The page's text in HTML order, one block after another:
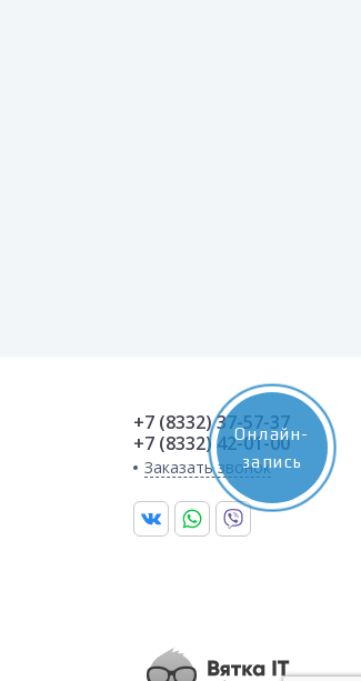
+7 (8332) 37-57-37
+7 (8332) 42-01-00
Заказать звонок
Онлайн-
запись